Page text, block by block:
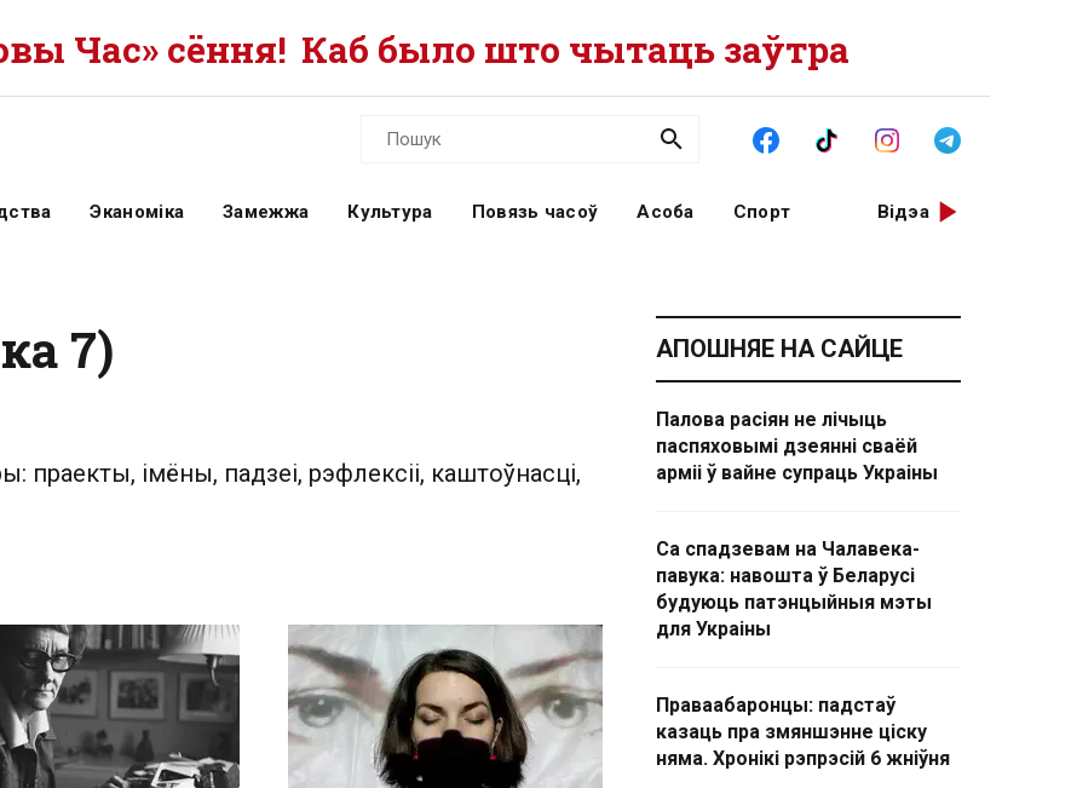
Час» сёння! Каб было што чытаць заўтра
Эканоміка Замежжа Культура Повязь часоў Асоба Спорт Відэа
7)
праекты, імёны, падзеі, рэфлексіі, каштоўнасці,
АПОШНЯЕ НА САЙЦЕ
Палова расіян не лічыць
паспяховымі дзеянні сваёй
арміі ў вайне супраць Украіны
Са спадзевам на Чалавека-
павука: навошта ў Беларусі
будуюць патэнцыйныя мэты
для Украіны
Праваабаронцы: падстаў
казаць пра змяншэнне ціску
няма. Хронікі рэпрэсій 6 жніўня